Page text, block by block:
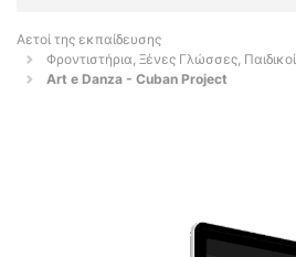
Αετοί της εκπαίδευσης
Φροντιστήρια, Ξένες Γλώσσες,
Art e Danza - Cuban Project